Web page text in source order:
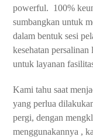
powerful. 100%
sumbangkan untuk
dalam bentuk sesi
kesehatan
untuk layanan
Kami tahu saat
yang perlua
pergi, dengan
menggunakannya ,